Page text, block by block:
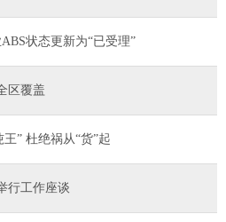
状态更新为“已受理”
区覆盖
” 杜绝祸从“货”起
行工作座谈